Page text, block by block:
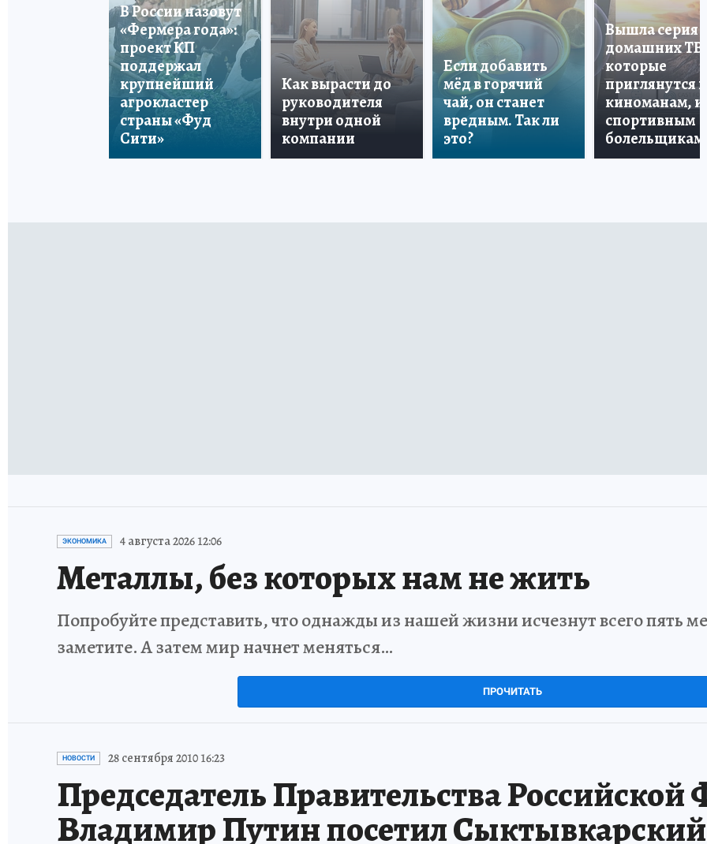
В России назовут
«Фермера года»:
проект КП
поддержал
крупнейший
агрокластер
страны «Фуд
Сити»
Как вырасти до
руководителя
внутри одной
компании
Если добавить
мёд в горячий
чай, он станет
вредным. Так ли
это?
Вышла серия
домашних ТВ,
которые
приглянутся и
киноманам, и
спортивным
болельщикам
ЭКОНОМИКА 4 августа 2026 12:06
Металлы, без которых нам не жить
Попробуйте представить, что однажды из нашей жизни исчезнут всего пять
заметите. А затем мир начнет меняться…
ПРОЧИТАТЬ
НОВОСТИ 28 сентября 2010 16:23
Председатель Правительства
Владимир Путин посетил